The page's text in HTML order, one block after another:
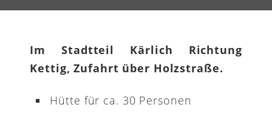
Im Stadtteil Kärlich Richtung
Kettig, Zufahrt über Holzstraße.
Hütte für ca. 30 Personen